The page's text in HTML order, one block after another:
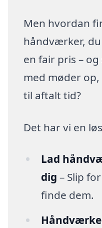
Men hvordan
håndværker,
en fair pris –
med møder
til aftalt tid?
Det har vi en
Lad
dig – Slip
finde dem.